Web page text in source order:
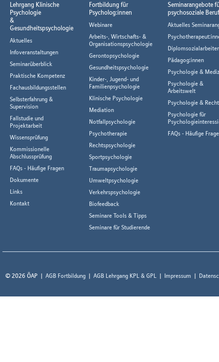
Lehrgang Klinische
Psychologie
&
Gesundheitspsychologie
Aktuelles
Infoveranstaltungen
Seminarüberblick
Praktische Kompetenz
Fachausbildungsstellen
Selbsterfahrung &
Supervision
Fallstudie und
Projektarbeit
Wissensprüfung
Kommissionelle
Abschlussprüfung
FAQs - Häufige Fragen
Dokumente
Links
Kontakt
Fortbildung für
Psycholog:innen
Webinare
Arbeits-, Wirtschafts- &
Organisationspsychologie
Gerontopsychologie
Gesundheitspsychologie
Kinder-, Jugend- und
Familienpsychologie
Klinische Psychologie
Mediation
Notfallpsychologie
Psychotherapie
Rechtspsychologie
Sportpsychologie
Traumapsychologie
Umweltpsychologie
Verkehrspsychologie
Biofeedback
Seminare Tools & Tipps
Seminare für Studierende
Seminarangebote
psychosoziale
Aktuelles
Pädagog:innen
Psychologie &
Psychologie &
Arbeitswelt
Psychologie & Recht
Psychologie für
FAQs - Häufige
© 2026 ÖAP AGB Fortbildung AGB Lehrgang KPL & GPL Impressum